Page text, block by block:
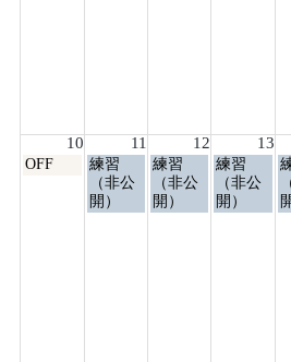
10 11 12 13
月
OFF
火
曜
日,
練習
（非公
開）
水
曜
日,
練習
（非公
開）
木
曜
日,
練習
（非公
開）